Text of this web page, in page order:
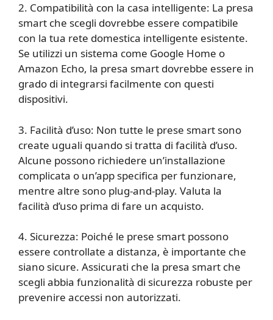
2. Compatibilità con la casa intelligente: La presa
smart che scegli dovrebbe essere compatibile
con la tua rete domestica intelligente esistente.
Se utilizzi un sistema come Google Home o
Amazon Echo, la presa smart dovrebbe essere in
grado di integrarsi facilmente con questi
dispositivi.
3. Facilità d’uso: Non tutte le prese smart sono
create uguali quando si tratta di facilità d’uso.
Alcune possono richiedere un’installazione
complicata o un’app specifica per funzionare,
mentre altre sono plug-and-play. Valuta la
facilità d’uso prima di fare un acquisto.
4. Sicurezza: Poiché le prese smart possono
essere controllate a distanza, è importante che
siano sicure. Assicurati che la presa smart che
scegli abbia funzionalità di sicurezza robuste per
prevenire accessi non autorizzati.